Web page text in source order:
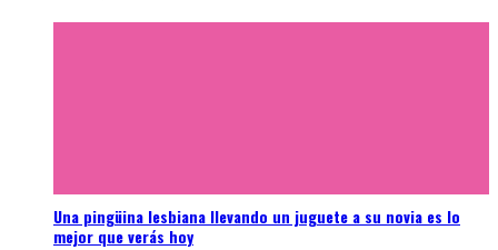
Una pingüina lesbiana llevando un juguete a su novia es lo
mejor que verás hoy